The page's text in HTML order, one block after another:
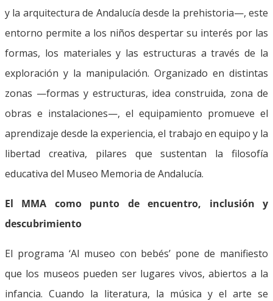
y la arquitectura de Andalucía desde la prehistoria—, este
entorno permite a los niños despertar su interés por las
formas, los materiales y las estructuras a través de la
exploración y la manipulación. Organizado en distintas
zonas —formas y estructuras, idea construida, zona de
obras e instalaciones—, el equipamiento promueve el
aprendizaje desde la experiencia, el trabajo en equipo y la
libertad creativa, pilares que sustentan la filosofía
educativa del Museo Memoria de Andalucía.
El MMA como punto de encuentro, inclusión y
descubrimiento
El programa ‘Al museo con bebés’ pone de manifiesto
que los museos pueden ser lugares vivos, abiertos a la
infancia. Cuando la literatura, la música y el arte se